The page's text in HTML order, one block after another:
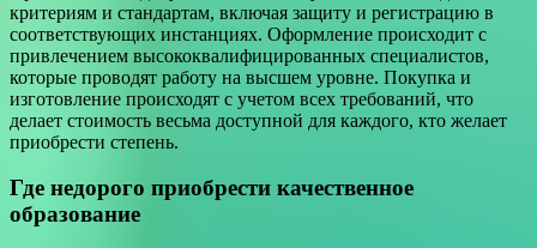
критериям и стандартам, включая защиту и регистрацию в
соответствующих инстанциях. Оформление происходит с
привлечением высококвалифицированных специалистов,
которые проводят работу на высшем уровне. Покупка и
изготовление происходят с учетом всех требований, что
делает стоимость весьма доступной для каждого, кто желает
приобрести степень.
Где недорого приобрести качественное
образование